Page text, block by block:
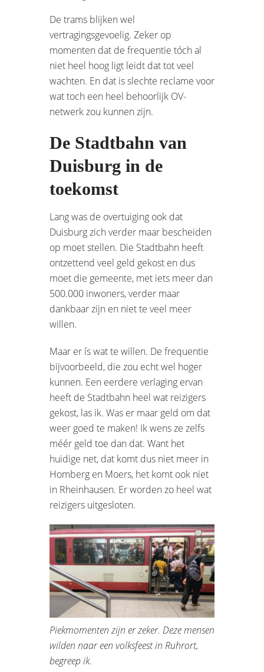
De trams blijken wel
vertragingsgevoelig. Zeker op
momenten dat de frequentie tóch al
niet heel hoog ligt leidt dat tot veel
wachten. En dat is slechte reclame voor
wat toch een heel behoorlijk OV-
netwerk zou kunnen zijn.
De Stadtbahn van
Duisburg in de
toekomst
Lang was de overtuiging ook dat
Duisburg zich verder maar bescheiden
op moet stellen. Die Stadtbahn heeft
ontzettend veel geld gekost en dus
moet die gemeente, met iets meer dan
500.000 inwoners, verder maar
dankbaar zijn en niet te veel meer
willen.
Maar er ís wat te willen. De frequentie
bijvoorbeeld, die zou echt wel hoger
kunnen. Een eerdere verlaging ervan
heeft de Stadtbahn heel wat reizigers
gekost, las ik. Was er maar geld om dat
weer goed te maken! Ik wens ze zelfs
méér geld toe dan dat. Want het
huidige net, dat komt dus niet meer in
Homberg en Moers, het komt ook niet
in Rheinhausen. Er worden zo heel wat
reizigers uitgesloten.
Piekmomenten zijn er zeker. Deze mensen
wilden naar een volksfeest in Ruhrort,
begreep ik.